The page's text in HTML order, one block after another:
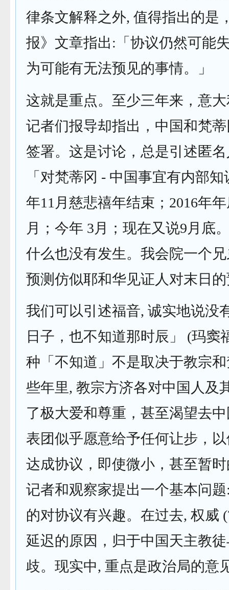
律条文解释之外, 值得指出的是
报》文章指出:「协议仍然可能
为可能有无法预见的事情。」
这就是重点。至少三年来，意
记者们报导却指出，中国和梵
签署。这是讨论，总是引述匿
「对梵蒂冈 - 中国事宜有内部
年11月慈悲禧年结束；2016年
月；今年 3月；现在又说9月底
什么也没有发生。我会院一个
预测仿似耶和华见证人对末日
我们可以引述福音, 诚实地说没
日子，也不知道那时辰」 (玛窦
种「不知道」不是取决于教宗
些年里, 教宗方济各对中国人及
了极大爱和尊重，甚至渴望去
表团似乎愿意给予任何让步，
达成协议，即使微小，甚至暂
记者和观察家提出一个基本问
的对协议有兴趣。在过去, 权威
延迟的原因，归于中国天主教
歧。现实中, 重点是政治局的意